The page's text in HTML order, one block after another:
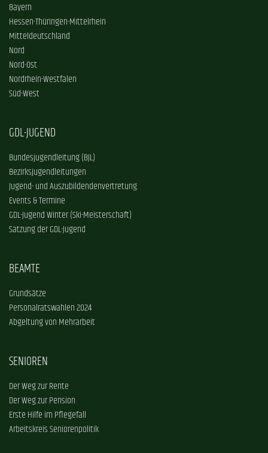
Bayern
Hessen-Thüringen-Mittelrhein
Mitteldeutschland
Nord
Nord-Ost
Nordrhein-Westfalen
Süd-West
GDL-JUGEND
Bundesjugendleitung (BJL)
Bezirksjugendleitungen
Jugend- und Auszubildendenvertretung
Events & Termine
GDL-Jugend Winter (Ski-Meisterschaft)
Satzung der GDL-Jugend
BEAMTE
Grundsätze
Personalratswahlen 2024
Abgeltung von Mehrarbeit
SENIOREN
Der Weg zur Rente
Der Weg zur Pension
Erste Hilfe im Pflegefall
Arbeitskreis Seniorenpolitik